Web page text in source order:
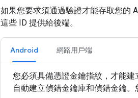
如果您要求須通過驗證才能存取您的
這些 ID 提供給後端。
Android 網路用戶端
您必須具備憑證金鑰指紋，才能建
自動建立偵錯金鑰庫和偵錯金鑰